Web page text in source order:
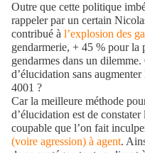
Outre que cette politique
rappeler par un certain
contribué à l’explosion des
gendarmerie, + 45 % pour la
gendarmes dans un
d’élucidation sans
4001 ?
Car la meilleure méthode
d’élucidation est de
coupable que l’on fait
(voire agression) à agent.